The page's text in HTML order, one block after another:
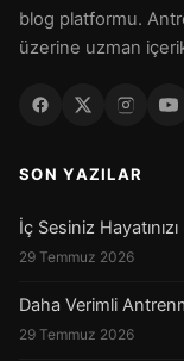
blog platformu.
üzerine uzman
SON YAZILAR
İç Sesiniz
29 Temmuz 2026
Daha Verimli
29 Temmuz 2026